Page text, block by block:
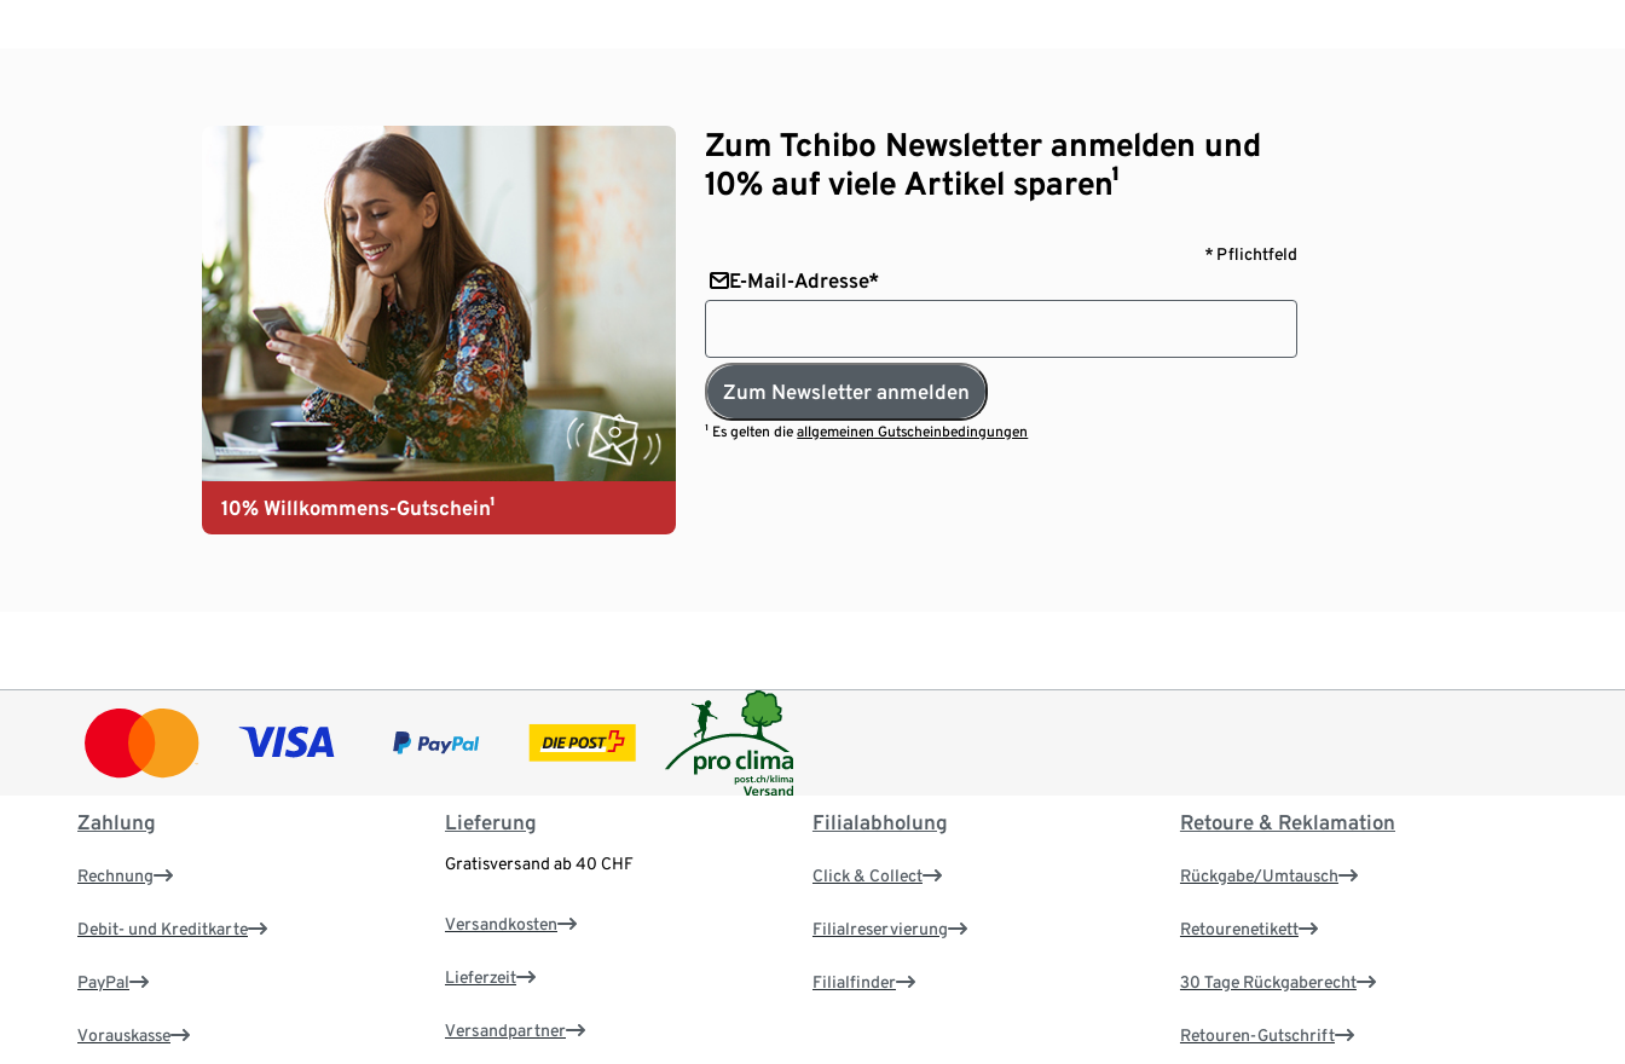
10% Willkommens-Gutschein¹
Zum Tchibo Newsletter anmelden und
10% auf viele Artikel sparen¹
* Pflichtfeld
E-Mail-Adresse*
Zum Newsletter anmelden
¹ Es gelten dieallgemeinen Gutscheinbedingungen
Zahlung
Rechnung
Debit- und Kreditkarte
PayPal
Vorauskasse
Lieferung
Gratisversand ab 40 CHF
Versandkosten
Lieferzeit
Versandpartner
Filialabholung
Click & Collect
Filialreservierung
Filialfinder
Retoure & Reklamation
Rückgabe/Umtausch
Retourenetikett
30 Tage Rückgaberecht
Retouren-Gutschrift